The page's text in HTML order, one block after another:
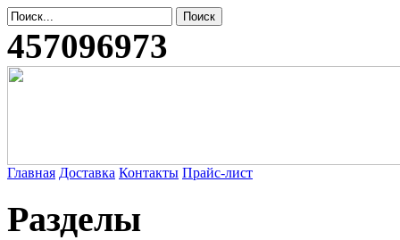
457096973
Главная Доставка Контакты Прайс-лист
Разделы